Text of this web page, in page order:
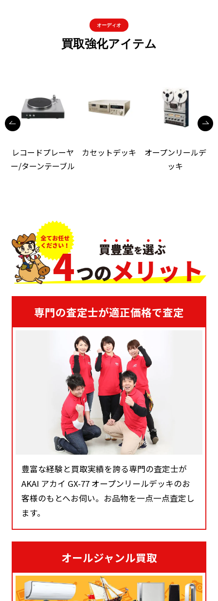
オーディオ
買取強化アイテム
レコードプレーヤ
ー/ターンテーブル
カセットデッキ
オープンリールデ
ッキ
専門の査定士が適正価格で査定
豊富な経験と買取実績を誇る専門の査定士が
AKAI アカイ GX-77 オープンリールデッキのお
客様のもとへお伺い。お品物を一点一点査定し
ます。
オールジャンル買取